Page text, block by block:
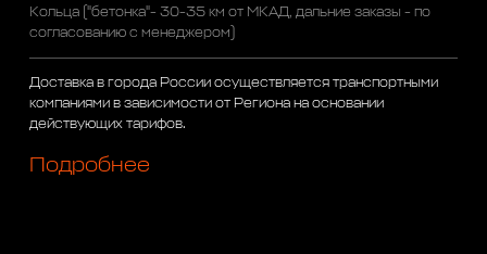
Кольца ("бетонка"- 30-35 км от МКАД, дальние заказы - по
согласованию с менеджером)
Доставка в города России осуществляется транспортными
компаниями в зависимости от Региона на основании
действующих тарифов.
Подробнее